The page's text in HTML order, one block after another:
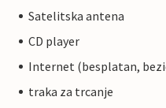
Satelitska antena
CD player
Internet (besplatan,
traka za trcanje